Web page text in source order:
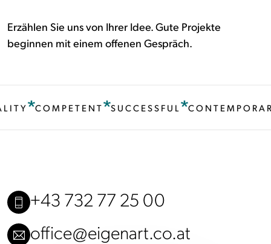
Erzählen Sie uns von Ihrer Idee. Gute Projekte
beginnen mit einem offenen Gespräch.
COMPETENT SUCCESSFUL
+43 732 77 25 00
office@eigenart.co.at